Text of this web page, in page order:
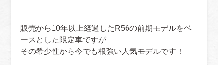
販売から10年以上経過したR56の前期モデルをベ
ースとした限定車ですが
その希少性から今でも根強い人気モデルです！